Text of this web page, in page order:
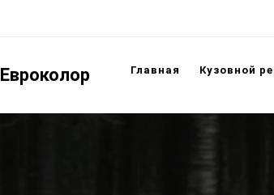
Евроколор Главная Кузовной